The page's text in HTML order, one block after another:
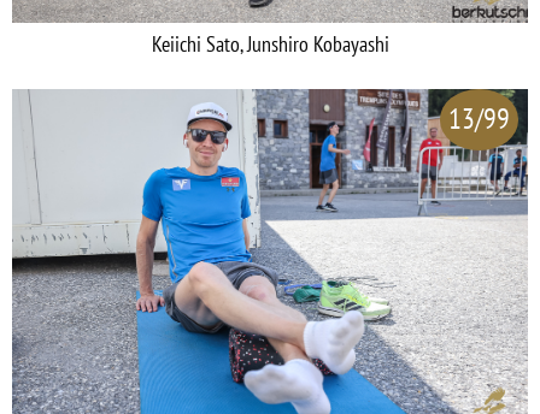
Keiichi Sato, Junshiro Kobayashi
13/99